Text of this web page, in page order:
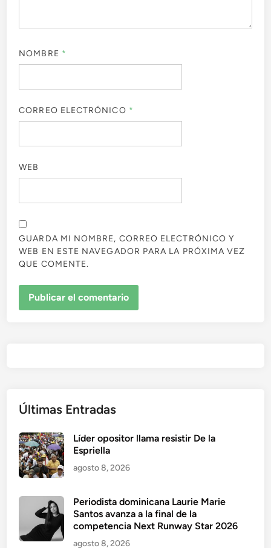
NOMBRE *
CORREO ELECTRÓNICO *
WEB
GUARDA MI NOMBRE, CORREO ELECTRÓNICO Y
WEB EN ESTE NAVEGADOR PARA LA PRÓXIMA VEZ
QUE COMENTE.
Últimas Entradas
Líder opositor llama resistir De la
Espriella
agosto 8, 2026
Periodista dominicana Laurie Marie
Santos avanza a la final de la
competencia Next Runway Star 2026
agosto 8, 2026